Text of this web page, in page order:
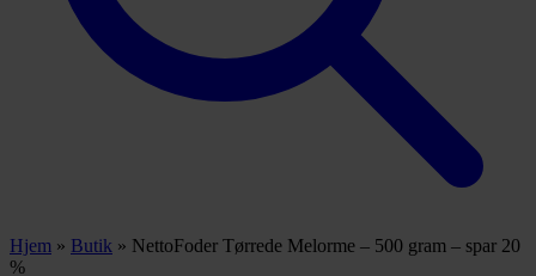
Hjem » Butik » NettoFoder Tørrede Melorme – 500 gram – spar 20
%